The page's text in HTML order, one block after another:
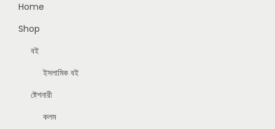
Home
Shop
বই
ইসলামিক বই
ষ্টেশনারী
কলম